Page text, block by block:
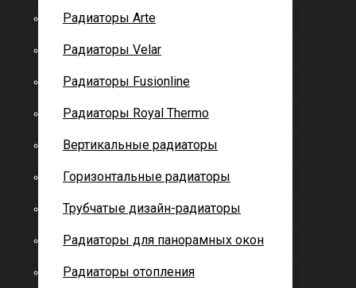
Радиаторы Arte
Радиаторы Velar
Радиаторы Fusionline
Радиаторы Royal Thermo
Вертикальные радиаторы
Горизонтальные радиаторы
Трубчатые дизайн-радиаторы
Радиаторы для панорамных окон
Радиаторы отопления